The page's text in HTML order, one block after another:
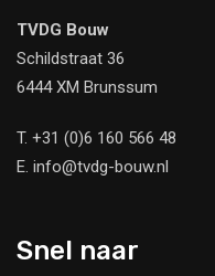
TVDG Bouw
Schildstraat 36
6444 XM Brunssum
T. +31 (0)6 160 566 48
E. info@tvdg-bouw.nl
Snel naar